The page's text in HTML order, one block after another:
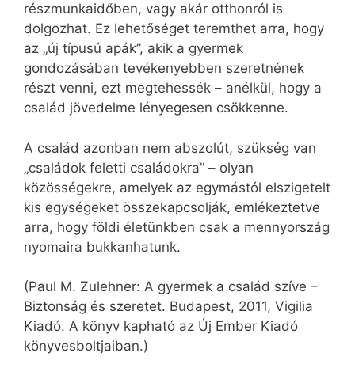
részmunkaidőben, vagy akár otthonról is
dolgozhat. Ez lehetőséget teremthet arra, hogy
az „új típusú apák”, akik a gyermek
gondozásában tevékenyebben szeretnének
részt venni, ezt megtehessék – anélkül, hogy a
család jövedelme lényegesen csökkenne.
A család azonban nem abszolút, szükség van
„családok feletti családokra” – olyan
közösségekre, amelyek az egymástól elszigetelt
kis egységeket összekapcsolják, emlékeztetve
arra, hogy földi életünkben csak a mennyország
nyomaira bukkanhatunk.
(Paul M. Zulehner: A gyermek a család szíve –
Biztonság és szeretet. Budapest, 2011, Vigilia
Kiadó. A könyv kapható az Új Ember Kiadó
könyvesboltjaiban.)